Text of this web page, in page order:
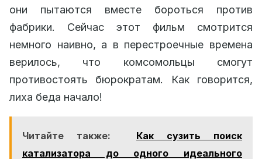
они пытаются вместе бороться против
фабрики. Сейчас этот фильм смотрится
немного наивно, а в перестроечные времена
верилось, что комсомольцы смогут
противостоять бюрократам. Как говорится,
лиха беда начало!
Читайте также:
Как сузить поиск
катализатора до одного идеального